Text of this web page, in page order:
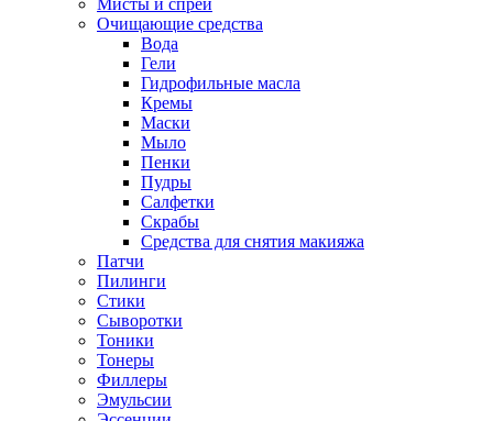
Мисты и спреи
Очищающие средства
Вода
Гели
Гидрофильные масла
Кремы
Маски
Мыло
Пенки
Пудры
Салфетки
Скрабы
Средства для снятия макияжа
Патчи
Пилинги
Стики
Сыворотки
Тоники
Тонеры
Филлеры
Эмульсии